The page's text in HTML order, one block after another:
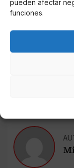
pueden afectar
funciones.
del voto y 24
los socialistas
La cara del
"No he sido
conseguirlo",